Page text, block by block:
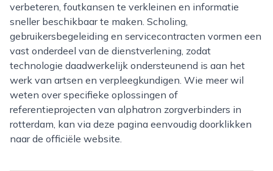
verbeteren, foutkansen te verkleinen en informatie
sneller beschikbaar te maken. Scholing,
gebruikersbegeleiding en servicecontracten vormen een
vast onderdeel van de dienstverlening, zodat
technologie daadwerkelijk ondersteunend is aan het
werk van artsen en verpleegkundigen. Wie meer wil
weten over specifieke oplossingen of
referentieprojecten van alphatron zorgverbinders in
rotterdam, kan via deze pagina eenvoudig doorklikken
naar de officiële website.